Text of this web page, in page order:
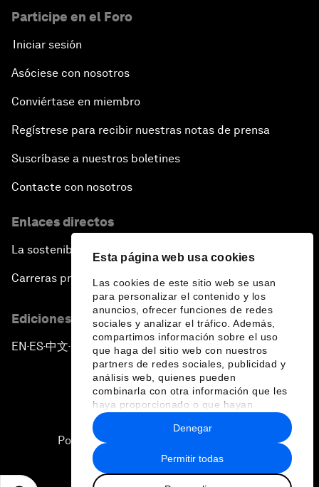
Esta página web usa cookies
Las cookies de este sitio web se usan
para personalizar el contenido y los
anuncios, ofrecer funciones de redes
sociales y analizar el tráfico. Además,
compartimos información sobre el uso
que haga del sitio web con nuestros
partners de redes sociales, publicidad y
análisis web, quienes pueden
combinarla con otra información que les
haya proporcionado o que hayan
recopilado a partir del uso que haya
hecho de sus servicios.
Permitir todas
Denegar
Participe en el Foro
Iniciar sesión
Asóciese con nosotros
Conviértase en miembro
Regístrese para recibir nuestras notas de prensa
Suscríbase a nuestros boletines
Contacte con nosotros
Enlaces directos
La sostenibilidad en el Foro
Carreras profesionales
Ediciones en otros idiomas
EN ▪ES▪中文▪ 日本語
Política de privacidad y normas de uso
Sitemap